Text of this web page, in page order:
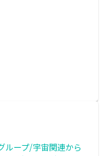
ループ/宇宙関連から